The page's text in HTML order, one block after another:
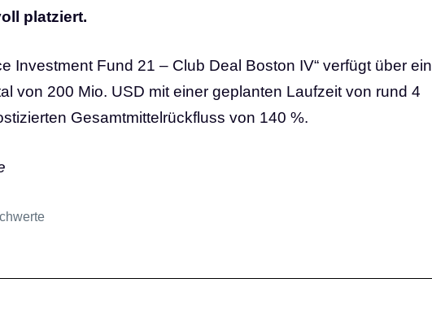
platziert.
Investment Fund 21 – Club Deal Boston IV“ verfügt über ein
von 200 Mio. USD mit einer geplanten Laufzeit von rund 4
Gesamtmittelrückfluss von 140 %.